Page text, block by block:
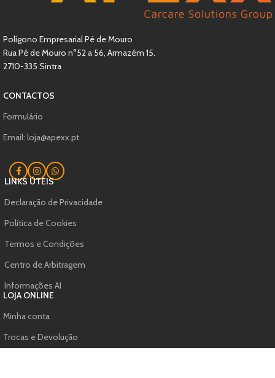
Polígono Empresarial Pé de Mouro
Rua Pé de Mouro n°52 a 56, Armazém 15.
2710-335 Sintra
CONTACTOS
Formulário
Email: loja@apexx.pt
LINKS ÚTEIS
Declaração de Privacidade
Política de Cookies
Termos e Condições
Centro de Arbitragem
Informações AI
LOJA ONLINE
Minha conta
Trocas e Devolução